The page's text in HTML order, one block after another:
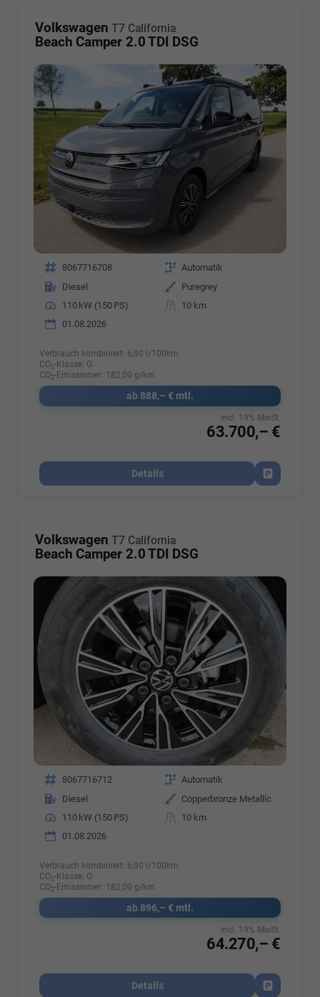
Volkswagen T7 California
Beach Camper 2.0 TDI DSG
Fahrzeugnr. 8067716708 Getriebe Automatik
Kraftstoff
Diesel Außenfarbe Puregrey
Leistung
110 kW (150 PS) Kilometerstand
10 km
01.08.2026
Verbrauch kombiniert: 6,90 l/100km
CO2-Klasse: G
CO2-Emissionen: 182,00 g/km
ab 888,– € mtl.
63.700,– €
incl. 19% MwSt.
Details
Fahrzeug
Volkswagen T7 California
Beach Camper 2.0 TDI DSG
Fahrzeugnr. 8067716712 Getriebe Automatik
Kraftstoff
Diesel Außenfarbe Copperbronze Metallic
Leistung
110 kW (150 PS) Kilometerstand
10 km
01.08.2026
Verbrauch kombiniert: 6,90 l/100km
CO2-Klasse: G
CO2-Emissionen: 182,00 g/km
ab 896,– € mtl.
64.270,– €
incl. 19% MwSt.
Details
Fahrzeug